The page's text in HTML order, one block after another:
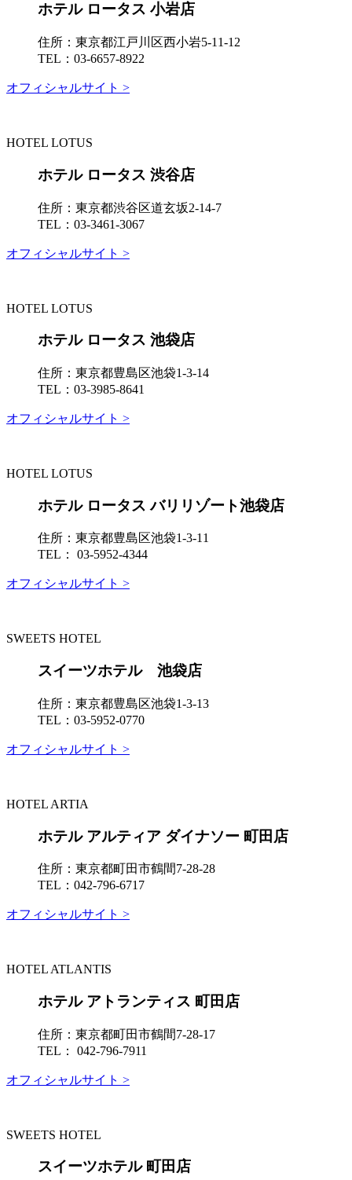
ホテル ロータス 小岩店
住所： 東京都江戸川区西小岩5-11-12
TEL： 03-6657-8922
オフィシャルサイト >
HOTEL LOTUS
ホテル ロータス 渋谷店
住所： 東京都渋谷区道玄坂2-14-7
TEL： 03-3461-3067
オフィシャルサイト >
HOTEL LOTUS
ホテル ロータス 池袋店
住所： 東京都豊島区池袋1-3-14
TEL： 03-3985-8641
オフィシャルサイト >
HOTEL LOTUS
ホテル ロータス バリリゾート池袋店
住所： 東京都豊島区池袋1-3-11
TEL：
03-5952-4344
オフィシャルサイト >
SWEETS HOTEL
スイーツホテル 池袋店
住所： 東京都豊島区池袋1-3-13
TEL： 03-5952-0770
オフィシャルサイト >
HOTEL ARTIA
ホテル アルティア ダイナソー 町田店
住所： 東京都町田市鶴間7-28-28
TEL： 042-796-6717
オフィシャルサイト >
HOTEL ATLANTIS
ホテル アトランティス 町田店
住所： 東京都町田市鶴間7-28-17
TEL：
042-796-7911
オフィシャルサイト >
SWEETS HOTEL
スイーツホテル 町田店